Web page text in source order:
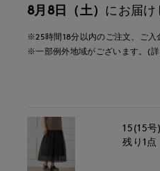
8月8日（土） にお届け
※25時間18分以内のご注文、ご入
※一部例外地域がございます。(
15(15号)
残り1点